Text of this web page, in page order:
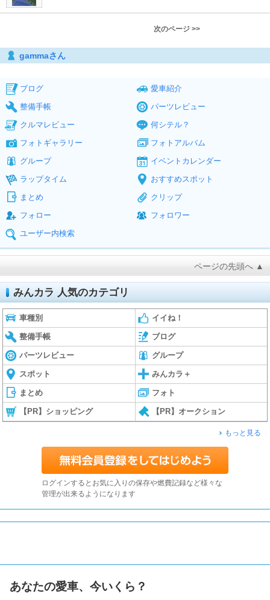
次のページ >>
gammaさん
ブログ
愛車紹介
整備手帳
パーツレビュー
クルマレビュー
何シテル？
フォトギャラリー
フォトアルバム
グループ
イベントカレンダー
ラップタイム
おすすめスポット
まとめ
クリップ
フォロー
フォロワー
ユーザー内検索
ページの先頭へ ▲
みんカラ 人気のカテゴリ
車種別 イイね！
整備手帳 ブログ
パーツレビュー グループ
スポット みんカラ＋
まとめ フォト
【PR】ショッピング 【PR】オークション
もっと見る
ログインするとお気に入りの保存や燃費記録など様々な
管理が出来るようになります
あなたの愛車、今いくら？